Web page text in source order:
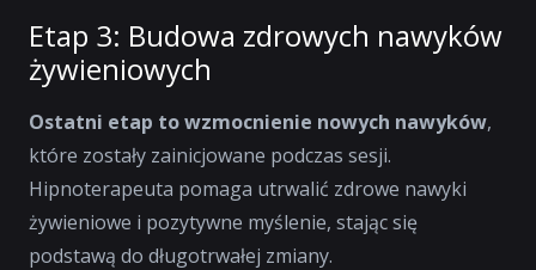
Etap 3: Budowa zdrowych nawyków
żywieniowych
Ostatni etap to wzmocnienie nowych nawyków,
które zostały zainicjowane podczas sesji.
Hipnoterapeuta pomaga utrwalić zdrowe nawyki
żywieniowe i pozytywne myślenie, stając się
podstawą do długotrwałej zmiany.